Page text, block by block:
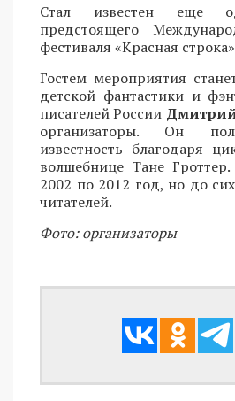
Стал известен еще
предстоящего
фестиваля «Красная
Гостем мероприятия
детской фантастики и
писателей России
организаторы. Он
известность благодаря
волшебнице Тане
2002 по 2012 год, но до
читателей.
Фото: организаторы